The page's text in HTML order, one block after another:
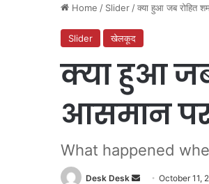
Home / Slider /क्या हुआ जब रोहित
Slider खेलकूद
क्या हुआ जब
आसमान
What happened
Desk Desk
SendOctober 11,